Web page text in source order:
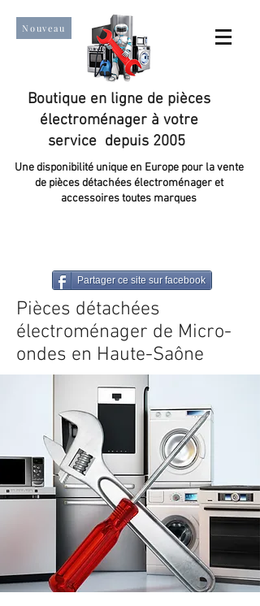
Nouveau
Boutique en ligne de pièces
électroménager à votre
service depuis 2005
Une disponibilité unique en Europe pour la vente
de pièces détachées électroménager et
accessoires toutes marques
Partager ce site sur facebook
Pièces détachées
électroménager de Micro-
ondes en Haute-Saône